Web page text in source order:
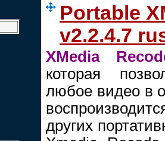
Portable
v2.2.4.7
XMedia
которая
любое видео в
других